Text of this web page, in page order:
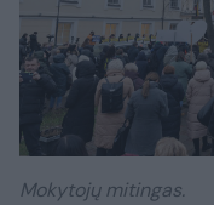
Mokytojų mitingas.